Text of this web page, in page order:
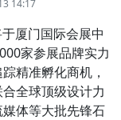
14:17
厦门国际会展中
家参展品牌实力
精准孵化商机，
全球顶级设计力
体等大批先锋石